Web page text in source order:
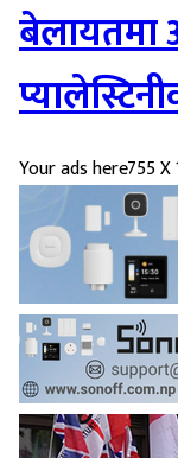
बेलायतमा
Your ads here755 X